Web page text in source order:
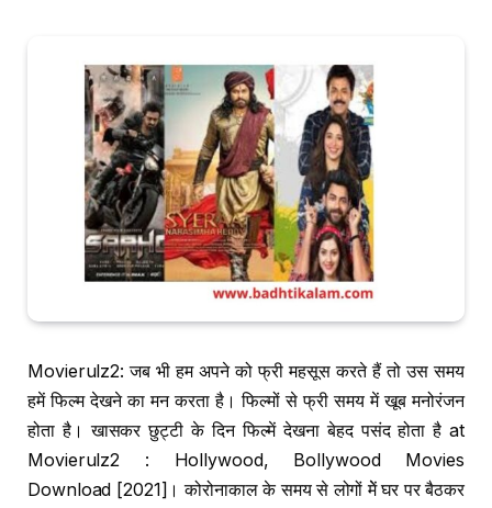
Movierulz2: जब भी हम अपने को फ्री महसूस करते हैं तो उस समय
हमें फिल्म देखने का मन करता है। फिल्मों से फ्री समय में खूब मनोरंजन
होता है। खासकर छुट्टी के दिन फिल्में देखना बेहद पसंद होता है at
Movierulz2 : Hollywood, Bollywood Movies
Download [2021]। कोरोनाकाल के समय से लोगों मेें घर पर बैठकर